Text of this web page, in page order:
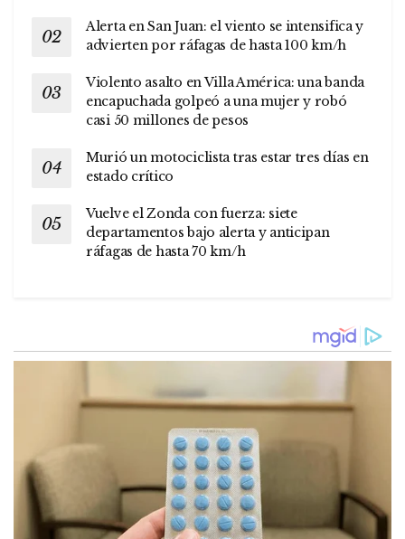
Alerta en San Juan: el viento se intensifica y
advierten por ráfagas de hasta 100 km/h
Violento asalto en Villa América: una banda
encapuchada golpeó a una mujer y robó
casi 50 millones de pesos
Murió un motociclista tras estar tres días en
estado crítico
Vuelve el Zonda con fuerza: siete
departamentos bajo alerta y anticipan
ráfagas de hasta 70 km/h